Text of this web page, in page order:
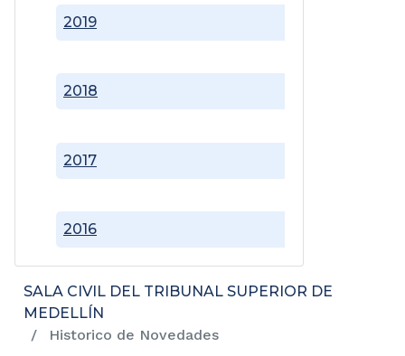
2016
2017
2018
2019
SALA CIVIL DEL TRIBUNAL SUPERIOR DE
MEDELLÍN
Historico de Novedades